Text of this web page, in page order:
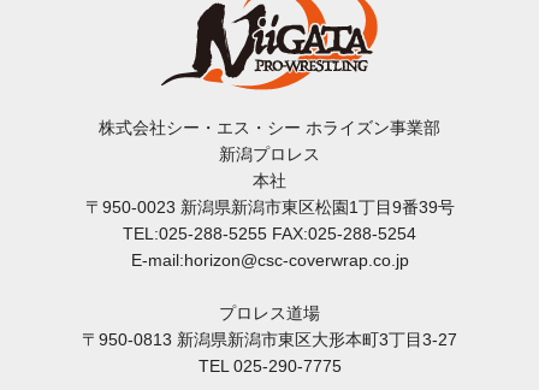
株式会社シー・エス・シー ホライズン事業部
新潟プロレス
本社
〒950-0023 新潟県新潟市東区松園1丁目9番39号
TEL:025-288-5255 FAX:025-288-5254
E-mail:horizon@csc-coverwrap.co.jp
プロレス道場
〒950-0813 新潟県新潟市東区大形本町3丁目3-27
TEL 025-290-7775